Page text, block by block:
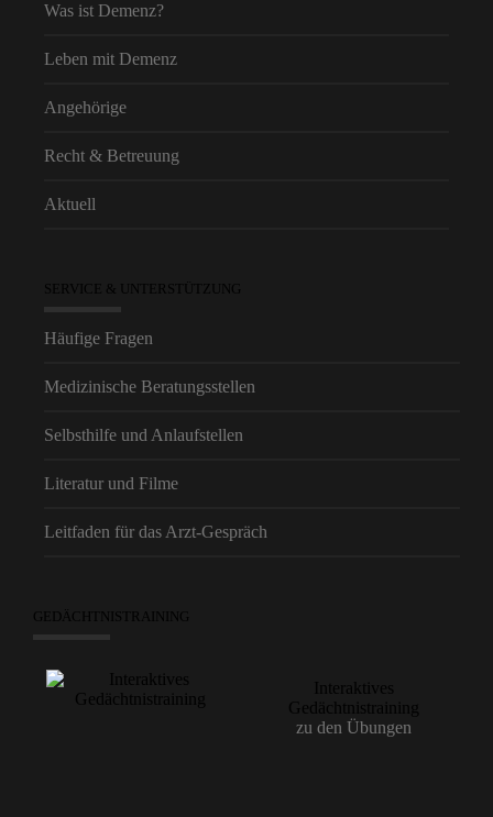
Was ist Demenz?
Leben mit Demenz
Angehörige
Recht & Betreuung
Aktuell
SERVICE & UNTERSTÜTZUNG
Häufige Fragen
Medizinische Beratungsstellen
Selbsthilfe und Anlaufstellen
Literatur und Filme
Leitfaden für das Arzt-Gespräch
GEDÄCHTNISTRAINING
Interaktives
Gedächtnistraining
zu den Übungen